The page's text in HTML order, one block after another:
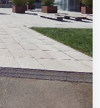
INFO 3
SEMINARIO